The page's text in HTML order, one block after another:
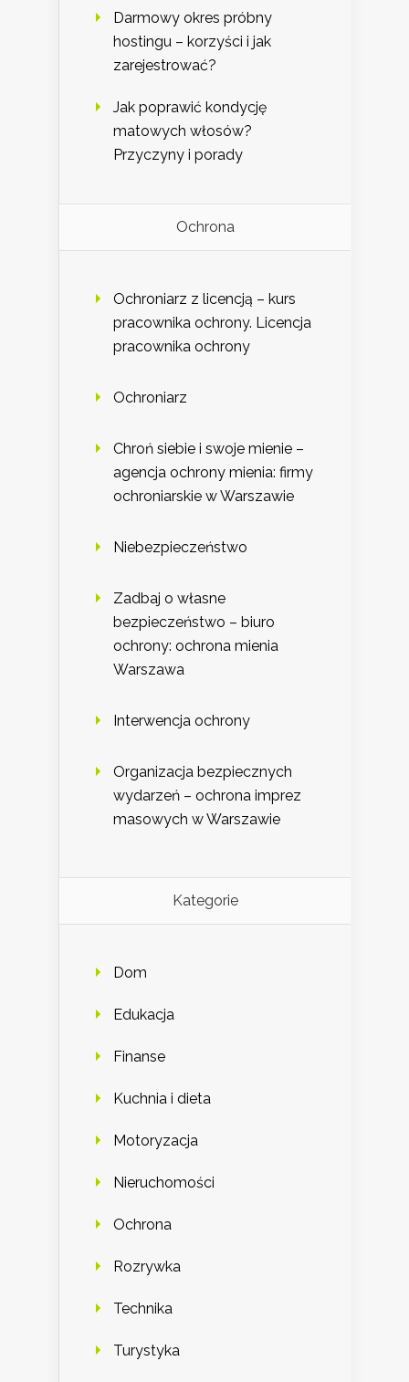
Darmowy okres próbny
hostingu – korzyści i jak
zarejestrować?
Jak poprawić kondycję
matowych włosów?
Przyczyny i porady
Ochrona
Ochroniarz z licencją – kurs
pracownika ochrony. Licencja
pracownika ochrony
Ochroniarz
Chroń siebie i swoje mienie –
agencja ochrony mienia: firmy
ochroniarskie w Warszawie
Niebezpieczeństwo
Zadbaj o własne
bezpieczeństwo – biuro
ochrony: ochrona mienia
Warszawa
Interwencja ochrony
Organizacja bezpiecznych
wydarzeń – ochrona imprez
masowych w Warszawie
Kategorie
Dom
Edukacja
Finanse
Kuchnia i dieta
Motoryzacja
Nieruchomości
Ochrona
Rozrywka
Technika
Turystyka